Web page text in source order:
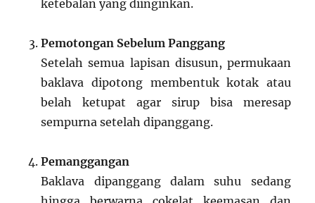
ketebalan yang diinginkan.
Pemotongan Sebelum Panggang
Setelah semua lapisan disusun, permukaan
baklava dipotong membentuk kotak atau
belah ketupat agar sirup bisa meresap
sempurna setelah dipanggang.
Pemanggangan
Baklava dipanggang dalam suhu sedang